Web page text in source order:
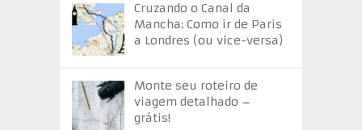
Cruzando o Canal da
Mancha: Como ir de Paris
a Londres (ou vice-versa)
Monte seu roteiro de
viagem detalhado –
grátis!